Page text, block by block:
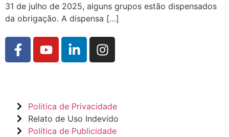
31 de julho de 2025, alguns grupos estão dispensados
da obrigação. A dispensa […]
Politica de Privacidade
Relato de Uso Indevido
Política de Publicidade